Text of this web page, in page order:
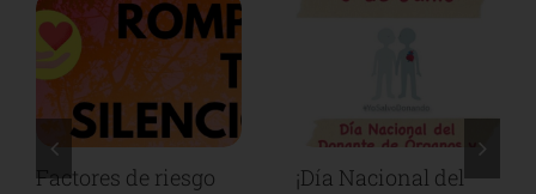
Factores de riesgo
¡Día Nacional del